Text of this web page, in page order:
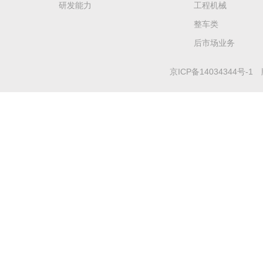
研发能力
工程机械
整车类
后市场业务
京ICP备14034344号-1